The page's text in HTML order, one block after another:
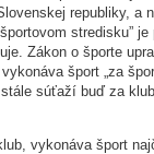
republiky, a
stredisku”
Zákon o športe
šport „za
súťaží buď za
vykonáva šport